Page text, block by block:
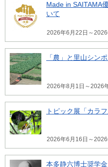
Made in SAITAMA
いて
2026年6月22日～2026
「農」と里山シン
2026年8月1日～2026
トピック展「カラ
2026年6月16日～
本多静六博士奨学金